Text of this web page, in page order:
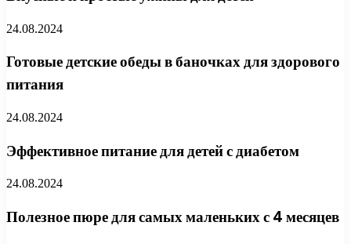
24.08.2024
Готовые детские обеды в баночках для здорового
питания
24.08.2024
Эффективное питание для детей с диабетом
24.08.2024
Полезное пюре для самых маленьких с 4 месяцев